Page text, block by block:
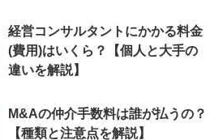
経営コンサルタントにかかる料金
(費用)はいくら？【個人と大手の
違いを解説】
M&Aの仲介手数料は誰が払うの？
【種類と注意点を解説】